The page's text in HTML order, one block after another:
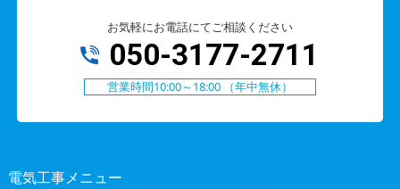
お気軽にお電話にてご相談ください
050-3177-2711
営業時間10:00～18:00 （年中無休）
電気工事メニュー